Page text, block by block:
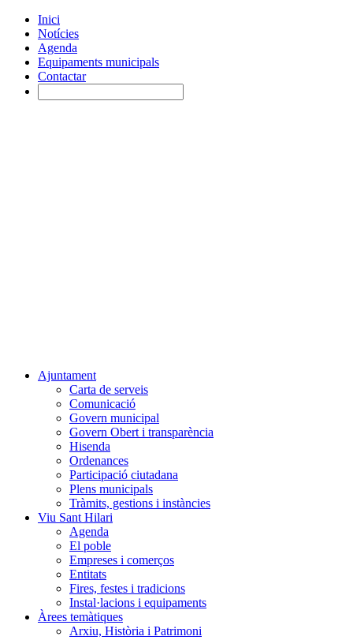
Inici
Notícies
Agenda
Equipaments municipals
Contactar
Ajuntament
Carta de serveis
Comunicació
Govern municipal
Govern Obert i transparència
Hisenda
Ordenances
Participació ciutadana
Plens municipals
Tràmits, gestions i instàncies
Viu Sant Hilari
Agenda
El poble
Empreses i comerços
Entitats
Fires, festes i tradicions
Instal·lacions i equipaments
Àrees temàtiques
Arxiu, Història i Patrimoni